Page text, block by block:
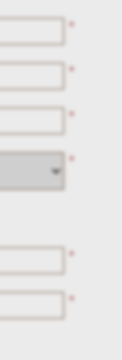
*
*
*
*
*
*